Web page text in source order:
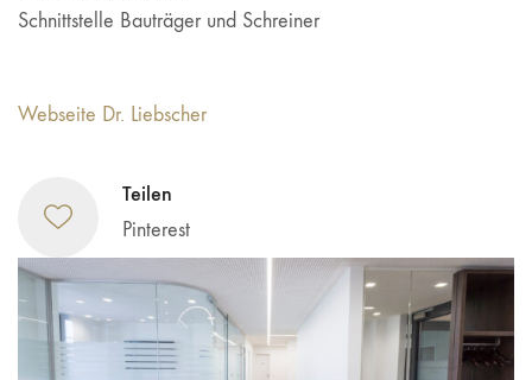
Schnittstelle Bauträger und Schreiner
Webseite Dr. Liebscher
Teilen
Pinterest